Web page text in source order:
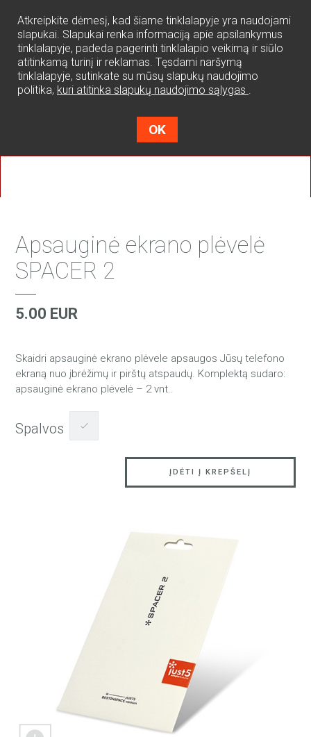
Atkreipkite dėmesį, kad šiame tinklalapyje yra naudojami
slapukai. Slapukai renka informaciją apie apsilankymus
tinklalapyje, padeda pagerinti tinklalapio veikimą ir siūlo
atitinkamą turinį ir reklamas. Tęsdami naršymą
tinklalapyje, sutinkate su mūsų slapukų naudojimo
politika, kuri atitinka slapukų naudojimo sąlygas .
OK
0
Apsauginė ekrano plėvelė
SPACER 2
5.00 EUR
Skaidri apsauginė ekrano plėvele apsaugos Jūsų telefono
ekraną nuo įbrėžimų ir pirštų atspaudų. Komplektą sudaro:
apsauginė ekrano plėvelė – 2 vnt..
Spalvos
ĮDĖTI Į KREPŠELĮ